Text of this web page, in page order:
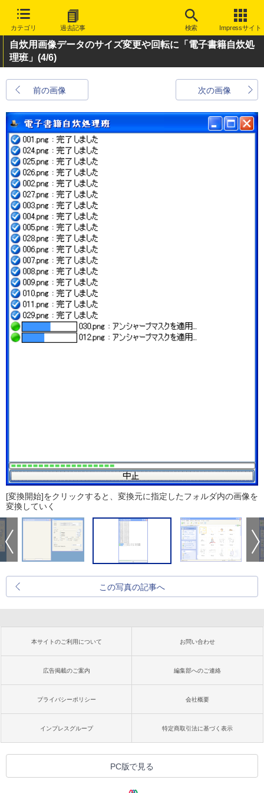
カテゴリ 過去記事 検索 Impressサイト
自炊用画像データのサイズ変更や回転に「電子書籍自炊処
理班」 (4/6)
前の画像 次の画像
[変換開始]をクリックすると、変換元に指定したフォルダ内の画像を
変換していく
この写真の記事へ
本サイトのご利用について お問い合わせ
広告掲載のご案内 編集部へのご連絡
プライバシーポリシー 会社概要
インプレスグループ 特定商取引法に基づく表示
PC版で見る